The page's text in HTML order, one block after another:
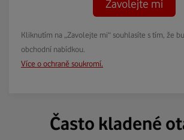
Zavolejte mi
Kliknutím na „Zavolejte mi“ souhlasíte s tím, že
obchodní nabídkou.
Více o ochraně soukromí.
Často kladené